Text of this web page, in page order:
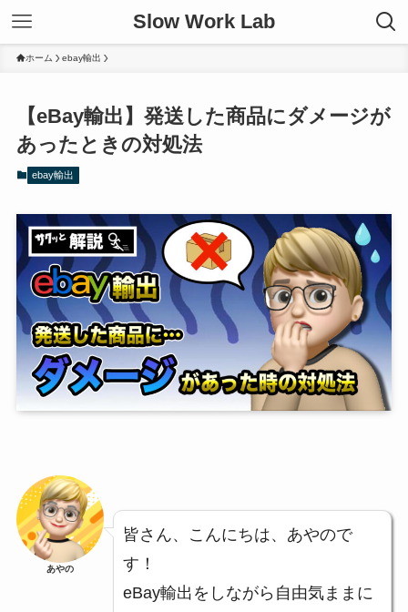
Slow Work Lab
ホーム ebay輸出
【eBay輸出】発送した商品にダメージが
あったときの対処法
ebay輸出
あやの
皆さん、こんにちは、あやので
す！
eBay輸出をしながら自由気ままに